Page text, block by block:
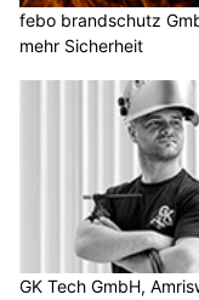
febo brandschutz
mehr Sicherheit
GK Tech GmbH,